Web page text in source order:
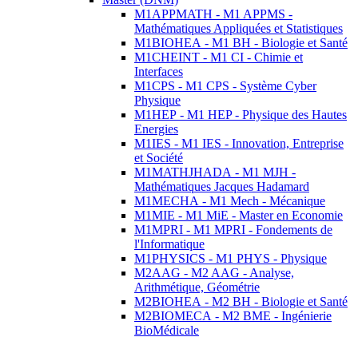
M1APPMATH - M1 APPMS -
Mathématiques Appliquées et Statistiques
M1BIOHEA - M1 BH - Biologie et Santé
M1CHEINT - M1 CI - Chimie et
Interfaces
M1CPS - M1 CPS - Système Cyber
Physique
M1HEP - M1 HEP - Physique des Hautes
Energies
M1IES - M1 IES - Innovation, Entreprise
et Société
M1MATHJHADA - M1 MJH -
Mathématiques Jacques Hadamard
M1MECHA - M1 Mech - Mécanique
M1MIE - M1 MiE - Master en Economie
M1MPRI - M1 MPRI - Fondements de
l'Informatique
M1PHYSICS - M1 PHYS - Physique
M2AAG - M2 AAG - Analyse,
Arithmétique, Géométrie
M2BIOHEA - M2 BH - Biologie et Santé
M2BIOMECA - M2 BME - Ingénierie
BioMédicale